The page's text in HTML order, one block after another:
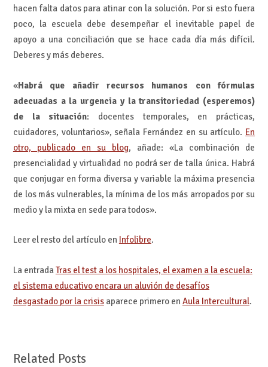
hacen falta datos para atinar con la solución. Por si esto fuera
poco, la escuela debe desempeñar el inevitable papel de
apoyo a una conciliación que se hace cada día más difícil.
Deberes y más deberes.
«Habrá que añadir recursos humanos con fórmulas
adecuadas a la urgencia y la transitoriedad (esperemos)
de la situación: docentes temporales, en prácticas,
cuidadores, voluntarios», señala Fernández en su artículo. En
otro, publicado en su blog, añade: «La combinación de
presencialidad y virtualidad no podrá ser de talla única. Habrá
que conjugar en forma diversa y variable la máxima presencia
de los más vulnerables, la mínima de los más arropados por su
medio y la mixta en sede para todos».
Leer el resto del artículo en Infolibre.
La entrada Tras el test a los hospitales, el examen a la escuela:
el sistema educativo encara un aluvión de desafíos
desgastado por la crisisaparece primero en Aula Intercultural.
Related Posts